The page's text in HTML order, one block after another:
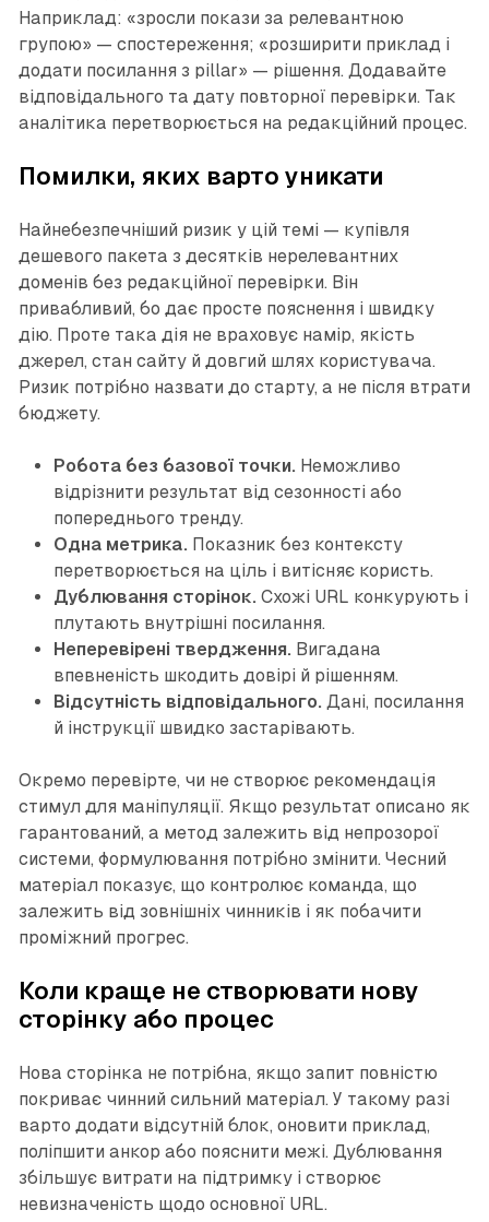
Наприклад: «зросли покази за релевантною
групою» — спостереження; «розширити приклад і
додати посилання з pillar» — рішення. Додавайте
відповідального та дату повторної перевірки. Так
аналітика перетворюється на редакційний процес.
Помилки, яких варто уникати
Найнебезпечніший ризик у цій темі — купівля
дешевого пакета з десятків нерелевантних
доменів без редакційної перевірки. Він
привабливий, бо дає просте пояснення і швидку
дію. Проте така дія не враховує намір, якість
джерел, стан сайту й довгий шлях користувача.
Ризик потрібно назвати до старту, а не після втрати
бюджету.
Робота без базової точки. Неможливо
відрізнити результат від сезонності або
попереднього тренду.
Одна метрика. Показник без контексту
перетворюється на ціль і витісняє користь.
Дублювання сторінок. Схожі URL конкурують і
плутають внутрішні посилання.
Неперевірені твердження. Вигадана
впевненість шкодить довірі й рішенням.
Відсутність відповідального. Дані, посилання
й інструкції швидко застарівають.
Окремо перевірте, чи не створює рекомендація
стимул для маніпуляції. Якщо результат описано як
гарантований, а метод залежить від непрозорої
системи, формулювання потрібно змінити. Чесний
матеріал показує, що контролює команда, що
залежить від зовнішніх чинників і як побачити
проміжний прогрес.
Коли краще не створювати нову
сторінку або процес
Нова сторінка не потрібна, якщо запит повністю
покриває чинний сильний матеріал. У такому разі
варто додати відсутній блок, оновити приклад,
поліпшити анкор або пояснити межі. Дублювання
збільшує витрати на підтримку і створює
невизначеність щодо основної URL.